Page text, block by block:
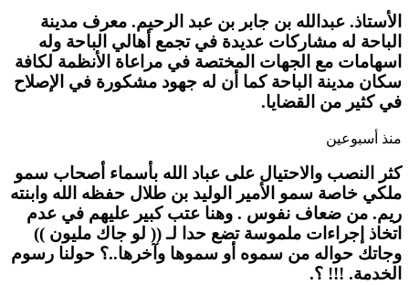
الأستاذ. عبدالله بن جابر بن عبد الرحيم. معرف مدينة
الباحة له مشاركات عديدة في تجمع أهالي الباحة وله
اسهامات مع الجهات المختصة في مراعاة الأنظمة لكافة
سكان مدينة الباحة كما أن له جهود مشكورة في الإصلاح
في كثير من القضايا.
منذ أسبوعين
كثر النصب والاحتيال على عباد الله بأسماء أصحاب سمو
ملكي خاصة سمو الأمير الوليد بن طلال حفظه الله وابنته
ريم. من ضعاف نفوس . وهنا عتب كبير عليهم في عدم
اتخاذ إجراءات ملموسة تضع حدا لـ (( لو جاك مليون ))
وجاتك حواله من سموه أو سموها وآخرها..؟ حولنا رسوم
الخدمة. !!! ؟.